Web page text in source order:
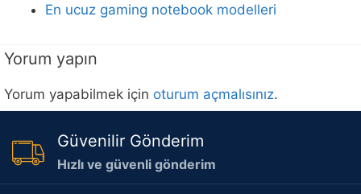
En ucuz gaming notebook modelleri
Yorum yapın
Yorum yapabilmek için oturum açmalısınız.
Güvenilir Gönderim
Hızlı ve güvenli gönderim